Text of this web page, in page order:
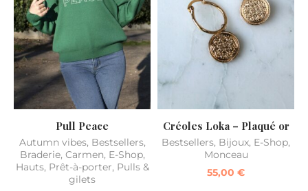
Pull Peace
Autumn vibes, Bestsellers,
Braderie, Carmen, E-Shop,
Hauts, Prêt-à-porter, Pulls &
gilets
Créoles Loka – Plaqué or
Bestsellers, Bijoux, E-Shop,
Monceau
55,00 €